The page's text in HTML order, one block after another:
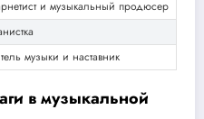
и музыкальный продюсер
музыки и наставник
в музыкальной